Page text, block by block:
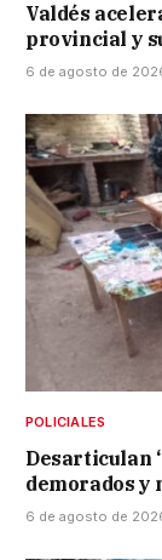
Valdés
provincial y
6 de agosto de
POLICIALES
Desarticulan
demorados y
6 de agosto de